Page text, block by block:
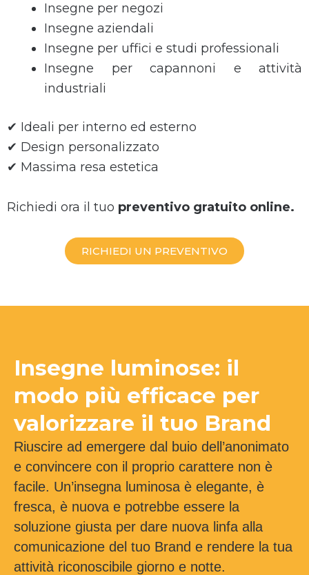
Insegne per negozi
Insegne aziendali
Insegne per uffici e studi professionali
Insegne per capannoni e attività
industriali
✔ Ideali per interno ed esterno
✔ Design personalizzato
✔ Massima resa estetica
Richiedi ora il tuo preventivo gratuito online.
RICHIEDI UN PREVENTIVO
Insegne luminose: il
modo più efficace per
valorizzare il tuo Brand
Riuscire ad emergere dal buio dell’anonimato
e convincere con il proprio carattere non è
facile. Un’insegna luminosa è elegante, è
fresca, è nuova e potrebbe essere la
soluzione giusta per dare nuova linfa alla
comunicazione del tuo Brand e rendere la tua
attività riconoscibile giorno e notte.